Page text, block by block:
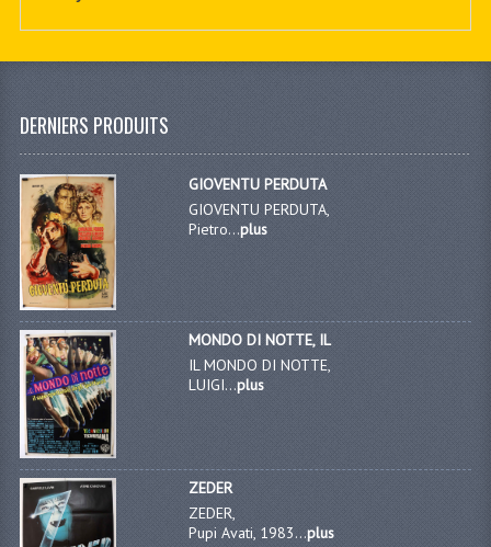
DERNIERS PRODUITS
GIOVENTU PERDUTA
GIOVENTU PERDUTA,
Pietro...plus
MONDO DI NOTTE, IL
IL MONDO DI NOTTE,
LUIGI...plus
ZEDER
ZEDER,
Pupi Avati, 1983...plus